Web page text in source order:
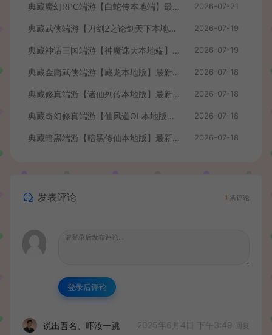
典藏魔幻RPG端游【白蛇传本地端】最新整理Win系服务端+PC客户端+GM工具+详细搭建教程 2026-07-21
典藏武侠端游【刀剑2之论剑天下本地端】最新整理Win系服务端+PC客户端+GM工具+详细搭建教程 2026-07-19
典藏神话三国端游【神魔诛天本地端】最新整理Win系服务端+PC客户端+货币修改教程+详细搭建教程 2026-07-19
典藏金庸武侠端游【藏龙本地版】最新整理Win系服务端+PC客户端+GM工具+详细搭建教程 2026-07-18
典藏修真端游【诸仙列传本地版】最新整理Win系服务端+PC客户端+GM工具+详细搭建教程 2026-07-18
典藏奇幻修真端游【仙风道OL本地版】最新整理Win系服务端+PC客户端+GM工具+详细搭建教程 2026-07-18
典藏暗黑端游【暗黑修仙本地版】最新整理Win系服务端+PC客户端+GM工具+详细搭建教程 2026-07-18
发表评论 1 条评论
登录后评论
说出吾名、吓汝一跳 2025年6月4日 下午3:49 回复